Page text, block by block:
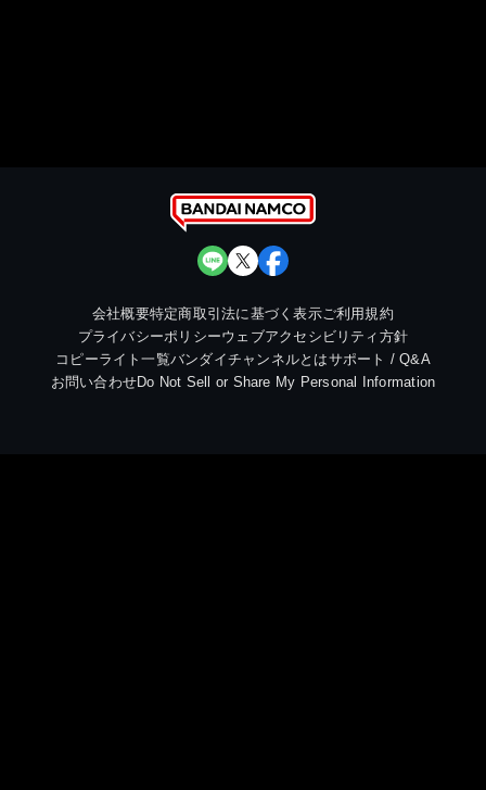
会社概要特定商取引法に基づく表示ご利用規約
プライバシーポリシーウェブアクセシビリティ方針
コピーライト一覧バンダイチャンネルとはサポート / Q&A
お問い合わせDo Not Sell or Share My Personal Information